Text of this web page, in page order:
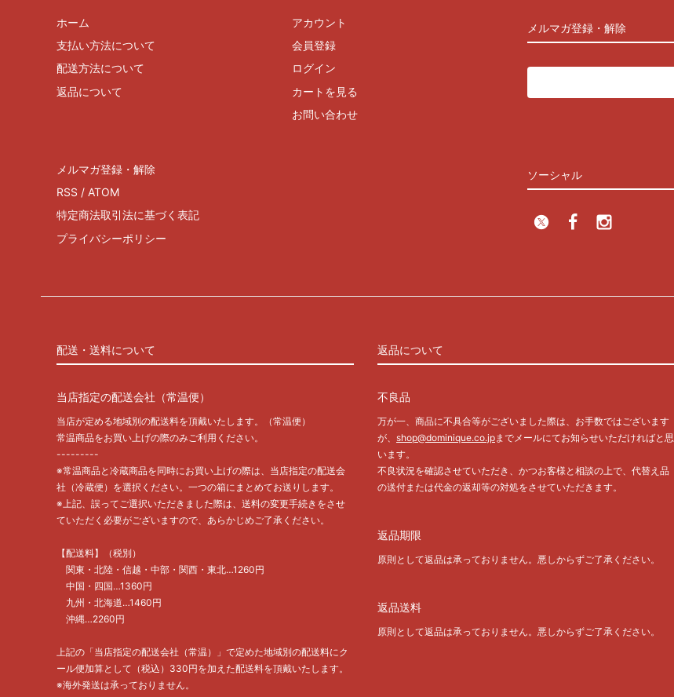
メルマガ登録・解除
ホーム
支払い方法について
配送方法について
返品について
アカウント
会員登録
ログイン
カートを見る
お問い合わせ
ソーシャル
メルマガ登録・解除
RSS / ATOM
特定商法取引法に基づく表記
プライバシーポリシー
配送・送料について
当店指定の配送会社（常温便）
当店が定める地域別の配送料を頂戴いたします。（常温便）
常温商品をお買い上げの際のみご利用ください。
---------
※常温商品と冷蔵商品を同時にお買い上げの際は、当店指定の配送会
社（冷蔵便）を選択ください。一つの箱にまとめてお送りします。
※上記、誤ってご選択いただきました際は、送料の変更手続きをさせ
ていただく必要がございますので、あらかじめご了承ください。
【配送料】（税別）
関東・北陸・信越・中部・関西・東北…1260円
中国・四国…1360円
九州・北海道…1460円
沖縄…2260円
上記の「当店指定の配送会社（常温）」で定めた地域別の配送料にク
ール便加算として（税込）330円を加えた配送料を頂戴いたします。
※海外発送は承っておりません。
返品について
不良品
万が一、商品に不具合等がございました際は、お手数ではございます
が、 shop@dominique.co.jpまでメールにてお知らせいただければと思
います。
不良状況を確認させていただき、かつお客様と相談の上で、代替え品
の送付または代金の返却等の対処をさせていただきます。
返品期限
原則として返品は承っておりません。悪しからずご了承ください。
返品送料
原則として返品は承っておりません。悪しからずご了承ください。